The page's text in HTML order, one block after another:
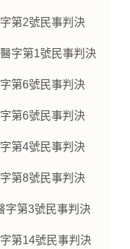
第2號民事判決
字第1號民事判決
第6號民事判決
第6號民事判決
第4號民事判決
第8號民事判決
字第3號民事判決
第14號民事判決